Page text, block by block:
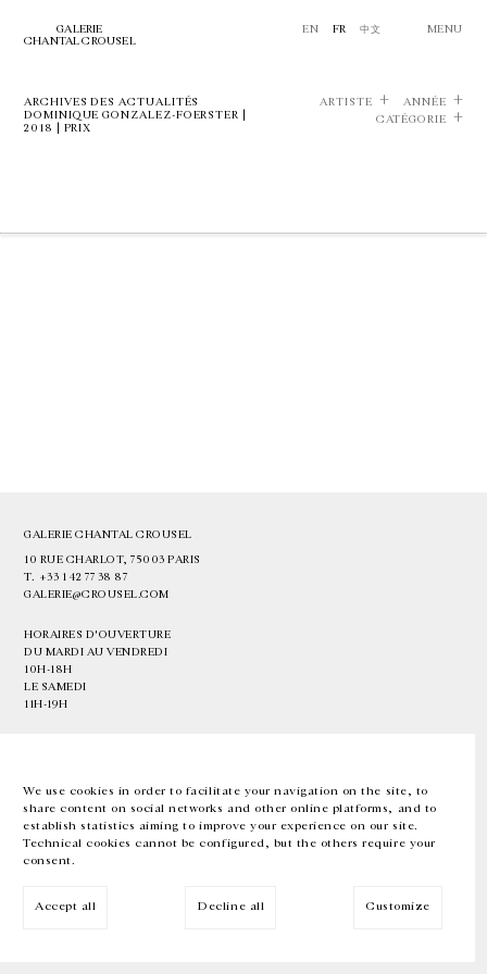
We use cookies in order to facilitate your navigation on the site, to
share content on social networks and other online platforms, and to
establish statistics aiming to improve your experience on our site.
Technical cookies cannot be configured, but the others require your
consent.
Accept all Decline all Customize
GALERIE
CHANTAL CROUSEL
EN FR 中文 MENU
ARCHIVES DES ACTUALITÉS
DOMINIQUE GONZALEZ-FOERSTER |
2018 | PRIX
ARTISTE
ANNÉE
CATÉGORIE
GALERIE CHANTAL CROUSEL
10 RUE CHARLOT, 75003 PARIS
T. +33 1 42 77 38 87
GALERIE@CROUSEL.COM
HORAIRES D'OUVERTURE
DU MARDI AU VENDREDI
10H-18H
LE SAMEDI
11H-19H
EN FR 中文 Facebook Instagram
Inscrivez-vous à notre newsletter